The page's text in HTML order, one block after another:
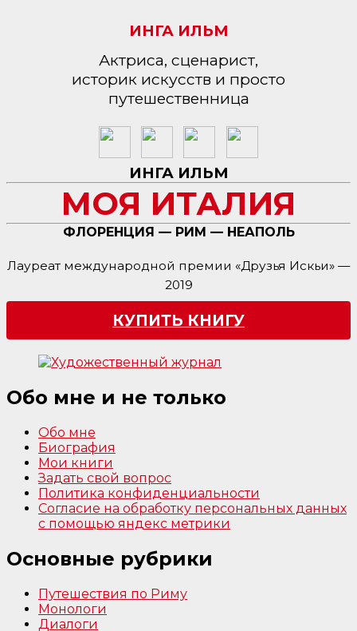
ИНГА ИЛЬМ
Актриса, сценарист,
историк искусств и просто
путешественница
ИНГА ИЛЬМ
МОЯ ИТАЛИЯ
ФЛОРЕНЦИЯ — РИМ — НЕАПОЛЬ
Лауреат международной премии «Друзья Искьи» —
2019
КУПИТЬ КНИГУ
Обо мне и не только
Обо мне
Биография
Мои книги
Задать свой вопрос
Политика конфиденциальности
Согласие на обработку персональных данных
с помощью яндекс метрики
Основные рубрики
Путешествия по Риму
Монологи
Диалоги